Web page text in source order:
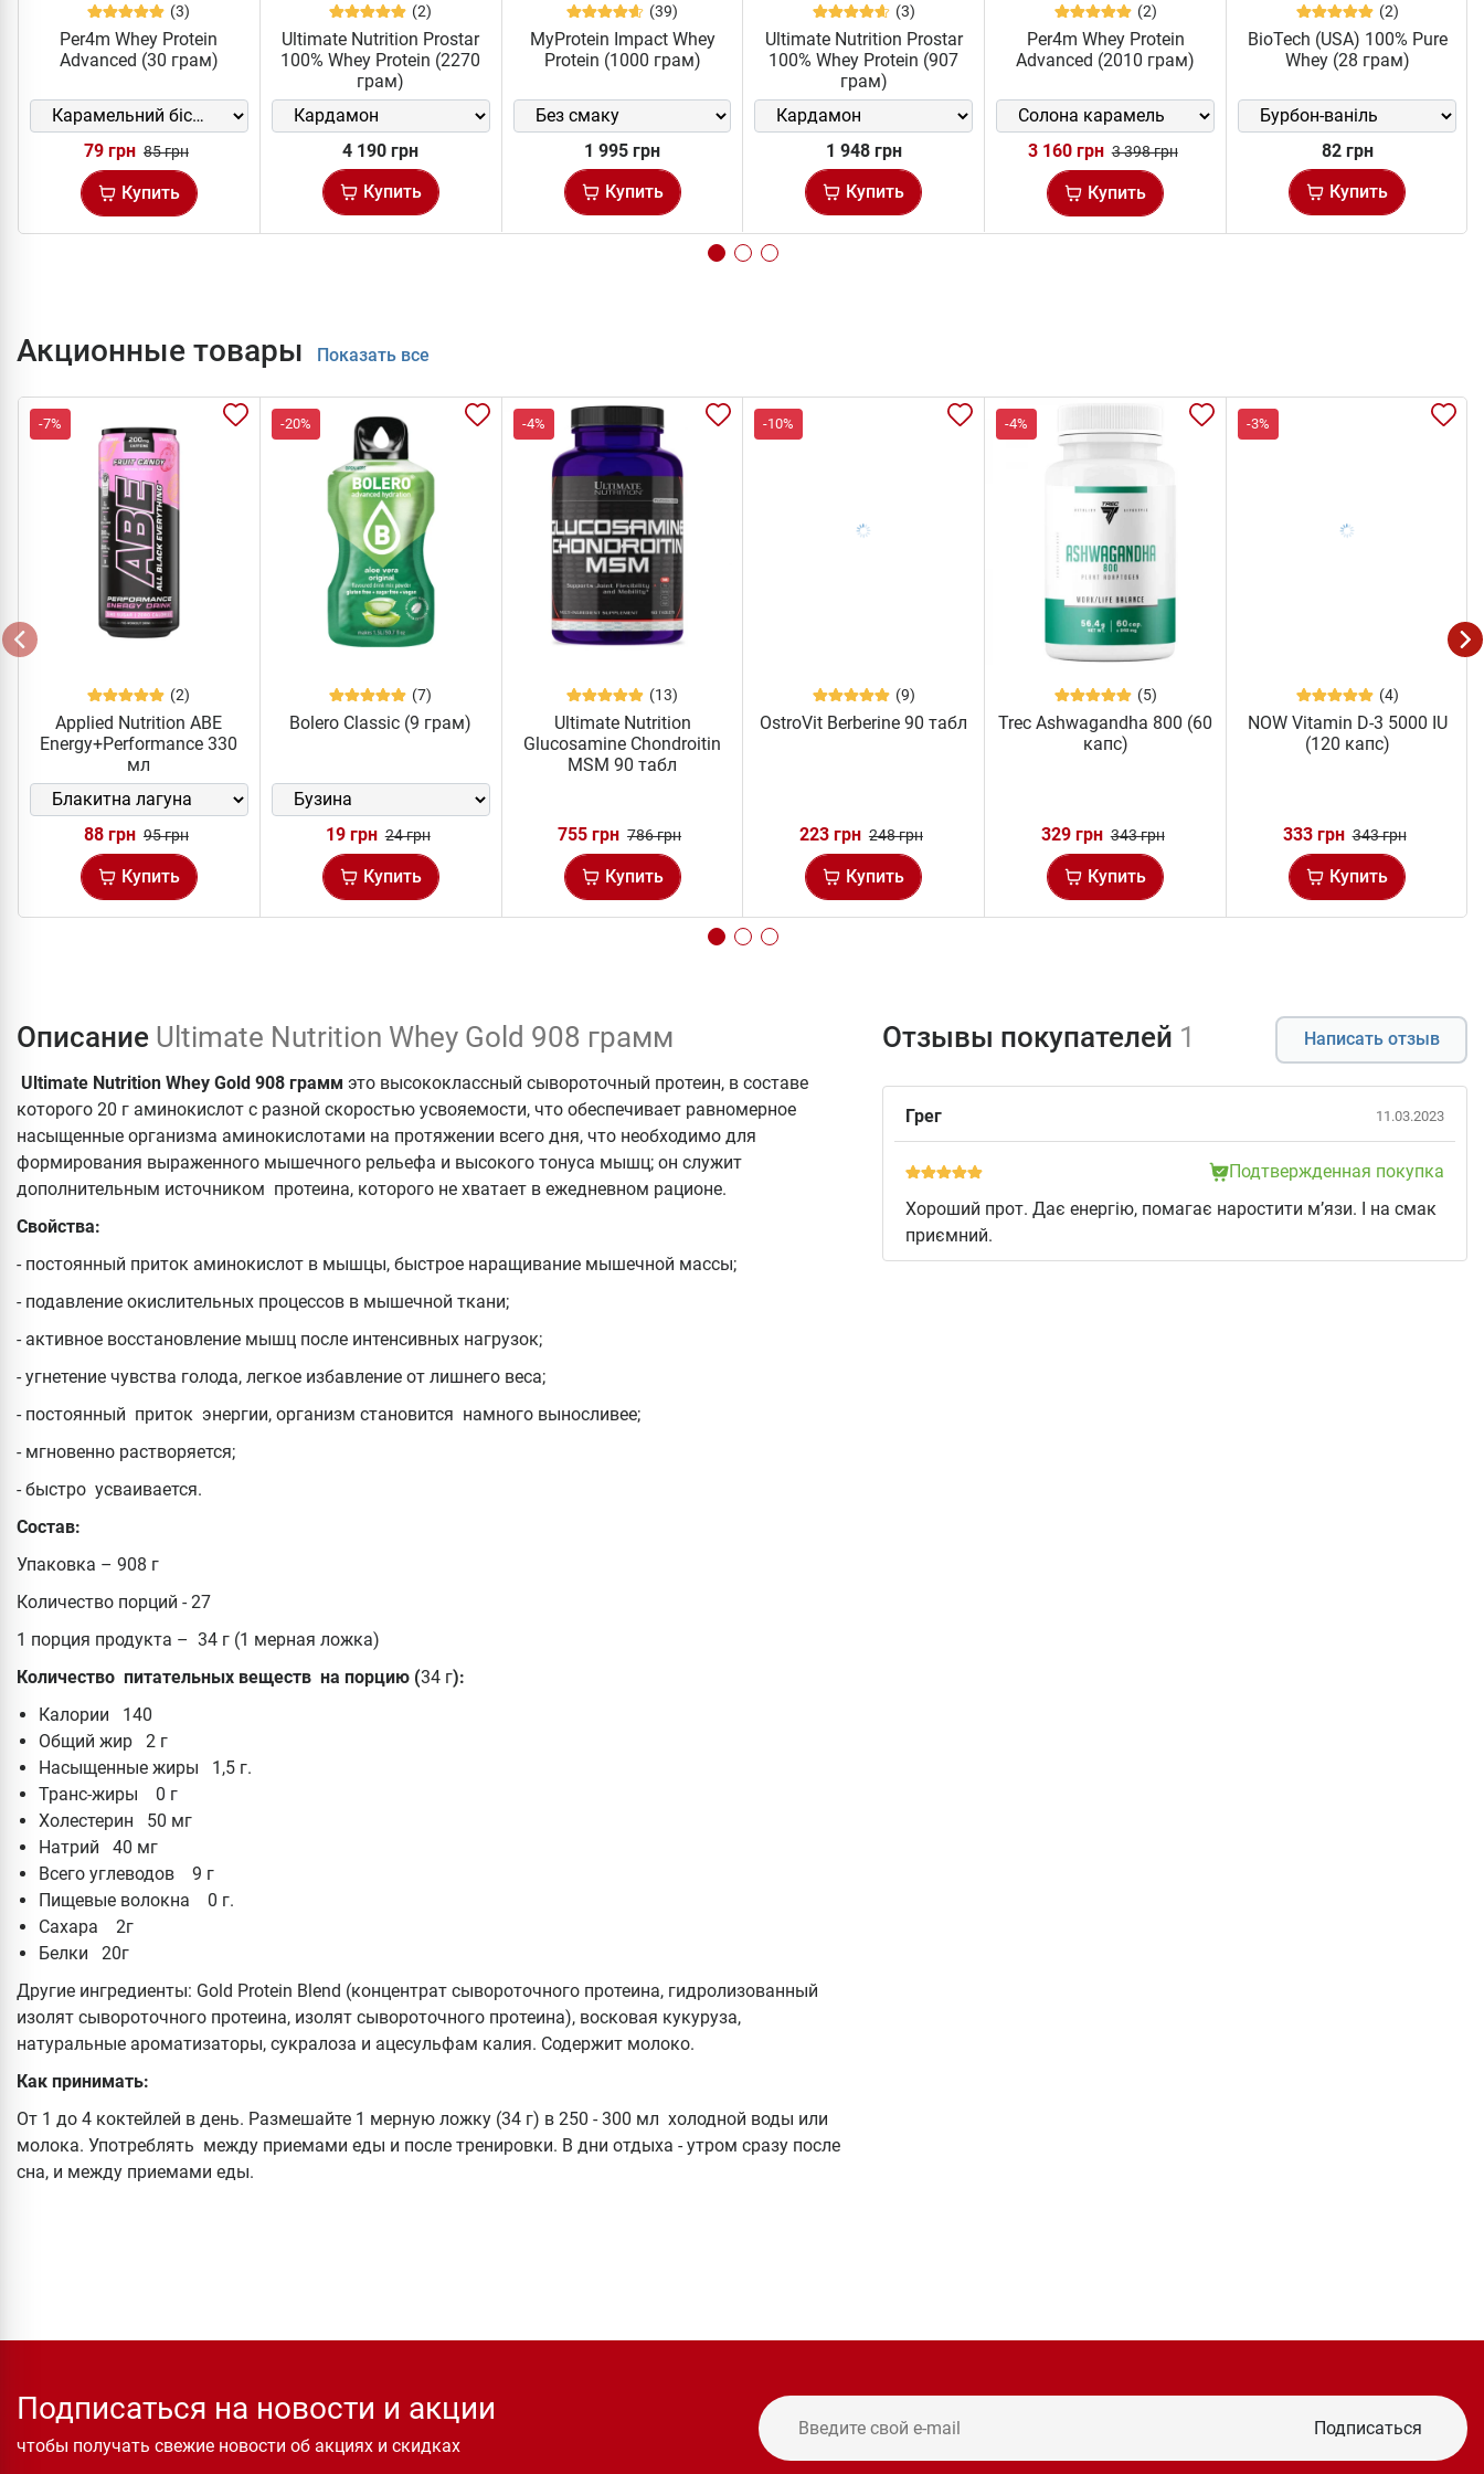
(3)
Per4m Whey Protein
Advanced (30 грам)
79 грн 85 грн
Купить
(2)
Ultimate Nutrition Prostar
100% Whey Protein (2270
грам)
4 190 грн
Купить
(39)
MyProtein Impact Whey
Protein (1000 грам)
1 995 грн
Купить
(3)
Ultimate Nutrition Prostar
100% Whey Protein (907
грам)
1 948 грн
Купить
(2)
Per4m Whey Protein
Advanced (2010 грам)
3 160 грн 3 398 грн
Купить
(2)
BioTech (USA) 100% Pure
Whey (28 грам)
82 грн
Купить
Акционные товары Показать все
-7%
(2)
Applied Nutrition ABE
Energy+Performance 330
мл
88 грн 95 грн
Купить
-20%
(7)
Bolero Classic (9 грам)
19 грн 24 грн
Купить
-4%
(13)
Ultimate Nutrition
Glucosamine Chondroitin
MSM 90 табл
755 грн 786 грн
Купить
-10%
(9)
OstroVit Berberine 90 табл
223 грн 248 грн
Купить
-4%
(5)
Trec Ashwagandha 800 (60
капс)
329 грн 343 грн
Купить
-3%
(4)
NOW Vitamin D-3 5000 IU
(120 капс)
333 грн 343 грн
Купить
Описание Ultimate Nutrition Whey Gold 908 грамм
Ultimate Nutrition Whey Gold 908 грамм это высококлассный сывороточный протеин, в составе
которого 20 г аминокислот с разной скоростью усвояемости, что обеспечивает равномерное
насыщенные организма аминокислотами на протяжении всего дня, что необходимо для
формирования выраженного мышечного рельефа и высокого тонуса мышц; он служит
дополнительным источником протеина, которого не хватает в ежедневном рационе.
Свойства:
- постоянный приток аминокислот в мышцы, быстрое наращивание мышечной массы;
- подавление окислительных процессов в мышечной ткани;
- активное восстановление мышц после интенсивных нагрузок;
- угнетение чувства голода, легкое избавление от лишнего веса;
- постоянный приток энергии, организм становится намного выносливее;
- мгновенно растворяется;
- быстро усваивается.
Состав:
Упаковка – 908 г
Количество порций - 27
1 порция продукта – 34 г (1 мерная ложка)
Количество питательных веществ на порцию (34 г):
Калории 140
Общий жир 2 г
Насыщенные жиры 1,5 г.
Транс-жиры 0 г
Холестерин 50 мг
Натрий 40 мг
Всего углеводов 9 г
Пищевые волокна 0 г.
Сахара 2г
Белки 20г
Другие ингредиенты: Gold Protein Blend (концентрат сывороточного протеина, гидролизованный
изолят сывороточного протеина, изолят сывороточного протеина), восковая кукуруза,
натуральные ароматизаторы, сукралоза и ацесульфам калия. Содержит молоко.
Как принимать:
От 1 до 4 коктейлей в день. Размешайте 1 мерную ложку (34 г) в 250 - 300 мл холодной воды или
молока. Употреблять между приемами еды и после тренировки. В дни отдыха - утром сразу после
сна, и между приемами еды.
Отзывы покупателей 1 Написать отзыв
Грег 11.03.2023
Подтвержденная покупка
Хороший прот. Дає енергію, помагає наростити м’язи. І на смак
приємний.
Подписаться на новости и акции
чтобы получать свежие новости об акциях и скидках
Подписаться